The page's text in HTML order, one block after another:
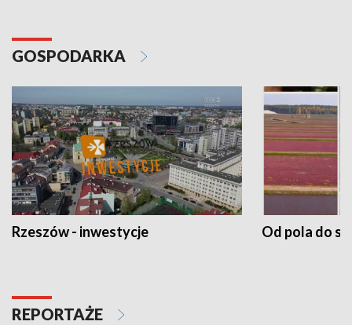
GOSPODARKA
Rzeszów - inwestycje Od pola do
REPORTAŻE